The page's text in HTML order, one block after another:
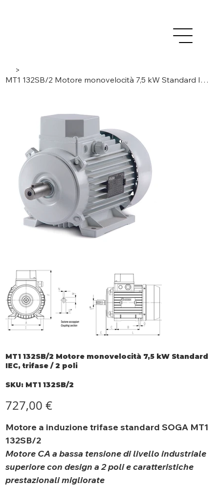
>
MT1 132SB/2 Motore monovelocità 7,5 kW Standard IEC, trifase / 2 poli
MT1 132SB/2 Motore monovelocità 7,5 kW Standard
IEC, trifase / 2 poli
SKU: SKU
MT1
MT1 132SB/2
727,00 €
Motore a induzione trifase standard SOGA MT1
132SB/2
Motore CA a bassa tensione di livello industriale
superiore con design a 2 poli e caratteristiche
prestazionali migliorate